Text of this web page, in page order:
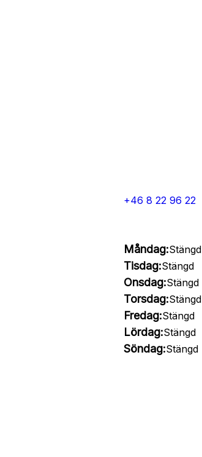
+46 8 22 96 22
Måndag:Stängd
Tisdag:Stängd
Onsdag:Stängd
Torsdag:Stängd
Fredag:Stängd
Lördag:Stängd
Söndag:Stängd